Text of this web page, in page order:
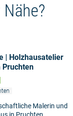
| Holzhausatelier
Pruchten
Malerin und